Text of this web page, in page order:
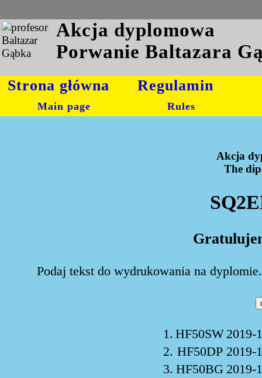
Akcja dyplomowa
Porwanie Baltazara
Strona główna
Main page
Regulamin
Rules
Akcja
The
Podaj tekst do wydrukowania na
1. HF50SW 2019-
2. HF50DP 2019-
3. HF50BG 2019-